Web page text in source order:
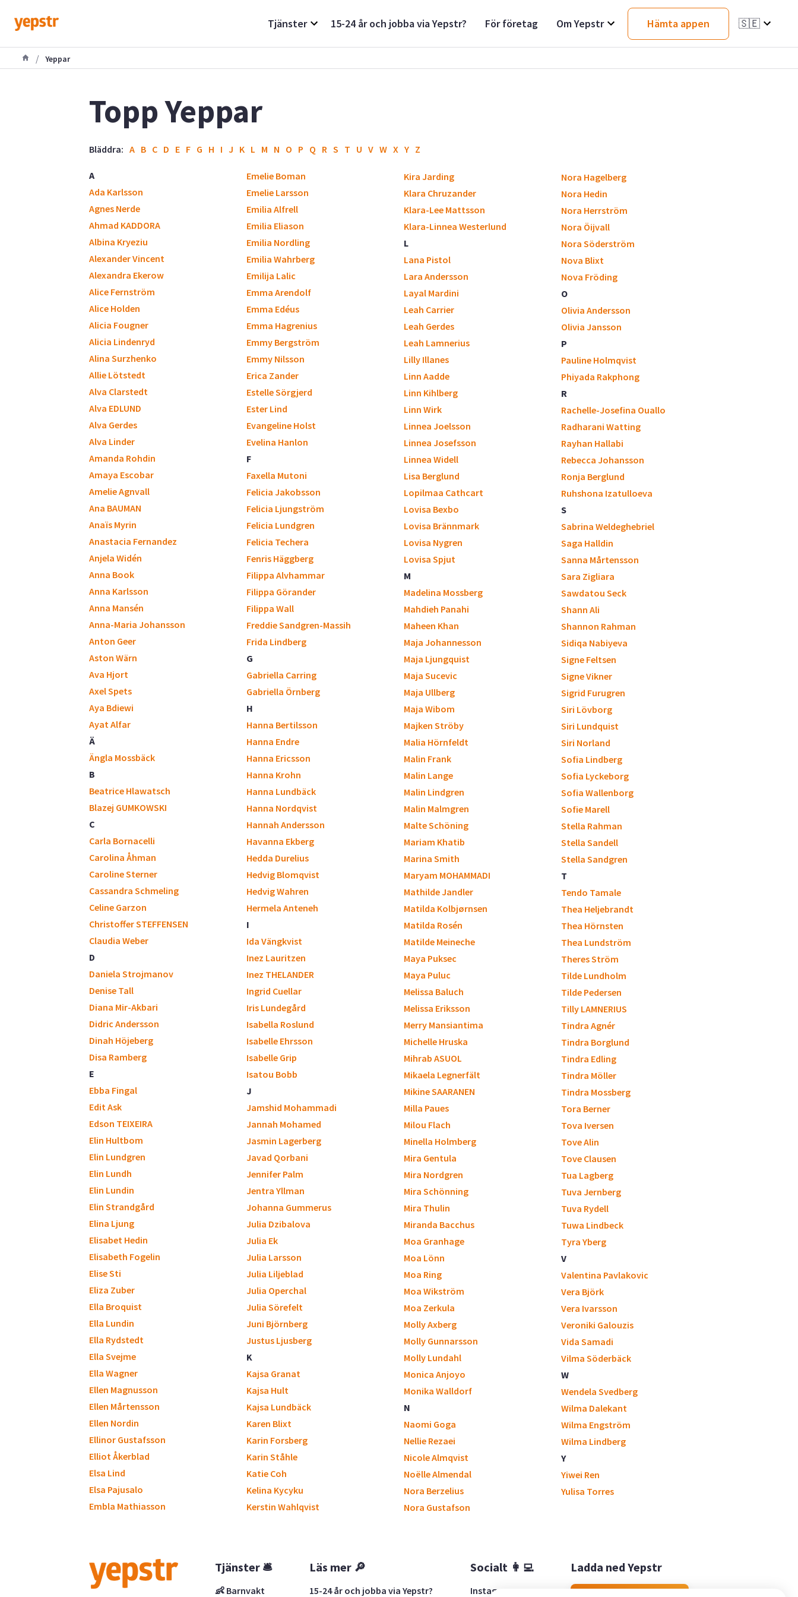
Tjänster 15-24 år och jobba via Yepstr? För företag Om Yepstr Hämta appen 🇸🇪
/ Yeppar
Topp Yeppar
Bläddra: A B C D E F G H I J K L M N O P Q R S T U V W X Y Z
A
Ada Karlsson
Agnes Nerde
Ahmad KADDORA
Albina Kryeziu
Alexander Vincent
Alexandra Ekerow
Alice Fernström
Alice Holden
Alicia Fougner
Alicia Lindenryd
Alina Surzhenko
Allie Lötstedt
Alva Clarstedt
Alva EDLUND
Alva Gerdes
Alva Linder
Amanda Rohdin
Amaya Escobar
Amelie Agnvall
Ana BAUMAN
Anaïs Myrin
Anastacia Fernandez
Anjela Widén
Anna Book
Anna Karlsson
Anna Mansén
Anna-Maria Johansson
Anton Geer
Aston Wärn
Ava Hjort
Axel Spets
Aya Bdiewi
Ayat Alfar
Ä
Ängla Mossbäck
B
Beatrice Hlawatsch
Blazej GUMKOWSKI
C
Carla Bornacelli
Carolina Åhman
Caroline Sterner
Cassandra Schmeling
Celine Garzon
Christoffer STEFFENSEN
Claudia Weber
D
Daniela Strojmanov
Denise Tall
Diana Mir-Akbari
Didric Andersson
Dinah Höjeberg
Disa Ramberg
E
Ebba Fingal
Edit Ask
Edson TEIXEIRA
Elin Hultbom
Elin Lundgren
Elin Lundh
Elin Lundin
Elin Strandgård
Elina Ljung
Elisabet Hedin
Elisabeth Fogelin
Elise Sti
Eliza Zuber
Ella Broquist
Ella Lundin
Ella Rydstedt
Ella Svejme
Ella Wagner
Ellen Magnusson
Ellen Mårtensson
Ellen Nordin
Ellinor Gustafsson
Elliot Åkerblad
Elsa Lind
Elsa Pajusalo
Embla Mathiasson
Emelie Boman
Emelie Larsson
Emilia Alfrell
Emilia Eliason
Emilia Nordling
Emilia Wahrberg
Emilija Lalic
Emma Arendolf
Emma Edéus
Emma Hagrenius
Emmy Bergström
Emmy Nilsson
Erica Zander
Estelle Sörgjerd
Ester Lind
Evangeline Holst
Evelina Hanlon
F
Faxella Mutoni
Felicia Jakobsson
Felicia Ljungström
Felicia Lundgren
Felicia Techera
Fenris Häggberg
Filippa Alvhammar
Filippa Görander
Filippa Wall
Freddie Sandgren-Massih
Frida Lindberg
G
Gabriella Carring
Gabriella Örnberg
H
Hanna Bertilsson
Hanna Endre
Hanna Ericsson
Hanna Krohn
Hanna Lundbäck
Hanna Nordqvist
Hannah Andersson
Havanna Ekberg
Hedda Durelius
Hedvig Blomqvist
Hedvig Wahren
Hermela Anteneh
I
Ida Vängkvist
Inez Lauritzen
Inez THELANDER
Ingrid Cuellar
Iris Lundegård
Isabella Roslund
Isabelle Ehrsson
Isabelle Grip
Isatou Bobb
J
Jamshid Mohammadi
Jannah Mohamed
Jasmin Lagerberg
Javad Qorbani
Jennifer Palm
Jentra Yllman
Johanna Gummerus
Julia Dzibalova
Julia Ek
Julia Larsson
Julia Liljeblad
Julia Operchal
Julia Sörefelt
Juni Björnberg
Justus Ljusberg
K
Kajsa Granat
Kajsa Hult
Kajsa Lundbäck
Karen Blixt
Karin Forsberg
Karin Ståhle
Katie Coh
Kelina Kycyku
Kerstin Wahlqvist
Kira Jarding
Klara Chruzander
Klara-Lee Mattsson
Klara-Linnea Westerlund
L
Lana Pistol
Lara Andersson
Layal Mardini
Leah Carrier
Leah Gerdes
Leah Lamnerius
Lilly Illanes
Linn Aadde
Linn Kihlberg
Linn Wirk
Linnea Joelsson
Linnea Josefsson
Linnea Widell
Lisa Berglund
Lopilmaa Cathcart
Lovisa Bexbo
Lovisa Brännmark
Lovisa Nygren
Lovisa Spjut
M
Madelina Mossberg
Mahdieh Panahi
Maheen Khan
Maja Johannesson
Maja Ljungquist
Maja Sucevic
Maja Ullberg
Maja Wibom
Majken Ströby
Malia Hörnfeldt
Malin Frank
Malin Lange
Malin Lindgren
Malin Malmgren
Malte Schöning
Mariam Khatib
Marina Smith
Maryam MOHAMMADI
Mathilde Jandler
Matilda Kolbjørnsen
Matilda Rosén
Matilde Meineche
Maya Puksec
Maya Puluc
Melissa Baluch
Melissa Eriksson
Merry Mansiantima
Michelle Hruska
Mihrab ASUOL
Mikaela Legnerfält
Mikine SAARANEN
Milla Paues
Milou Flach
Minella Holmberg
Mira Gentula
Mira Nordgren
Mira Schönning
Mira Thulin
Miranda Bacchus
Moa Granhage
Moa Lönn
Moa Ring
Moa Wikström
Moa Zerkula
Molly Axberg
Molly Gunnarsson
Molly Lundahl
Monica Anjoyo
Monika Walldorf
N
Naomi Goga
Nellie Rezaei
Nicole Almqvist
Noëlle Almendal
Nora Berzelius
Nora Gustafson
Nora Hagelberg
Nora Hedin
Nora Herrström
Nora Öijvall
Nora Söderström
Nova Blixt
Nova Fröding
O
Olivia Andersson
Olivia Jansson
P
Pauline Holmqvist
Phiyada Rakphong
R
Rachelle-Josefina Ouallo
Radharani Watting
Rayhan Hallabi
Rebecca Johansson
Ronja Berglund
Ruhshona Izatulloeva
S
Sabrina Weldeghebriel
Saga Halldin
Sanna Mårtensson
Sara Zigliara
Sawdatou Seck
Shann Ali
Shannon Rahman
Sidiqa Nabiyeva
Signe Feltsen
Signe Vikner
Sigrid Furugren
Siri Lövborg
Siri Lundquist
Siri Norland
Sofia Lindberg
Sofia Lyckeborg
Sofia Wallenborg
Sofie Marell
Stella Rahman
Stella Sandell
Stella Sandgren
T
Tendo Tamale
Thea Heljebrandt
Thea Hörnsten
Thea Lundström
Theres Ström
Tilde Lundholm
Tilde Pedersen
Tilly LAMNERIUS
Tindra Agnér
Tindra Borglund
Tindra Edling
Tindra Möller
Tindra Mossberg
Tora Berner
Tova Iversen
Tove Alin
Tove Clausen
Tua Lagberg
Tuva Jernberg
Tuva Rydell
Tuwa Lindbeck
Tyra Yberg
V
Valentina Pavlakovic
Vera Björk
Vera Ivarsson
Veroniki Galouzis
Vida Samadi
Vilma Söderbäck
W
Wendela Svedberg
Wilma Dalekant
Wilma Engström
Wilma Lindberg
Y
Yiwei Ren
Yulisa Torres
Tjänster 🛎
👶 Barnvakt
Läs mer 🔎
15-24 år och jobba via Yepstr?
Socialt 👩‍💻
Instagram
Ladda ned Yepstr